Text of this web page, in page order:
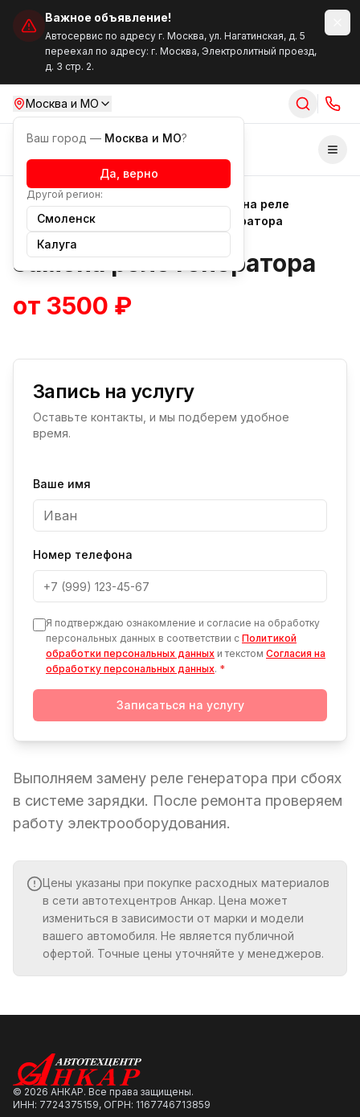
Важное объявление!
Автосервис по адресу г. Москва, ул. Нагатинская, д. 5
переехал по адресу: г. Москва, Электролитный проезд,
д. 3 стр. 2.
Москва и МО
Ваш город — Москва и МО?
Да, верно
Другой регион:
Смоленск
Калуга
Услуги
Ремонт
генераторов
Замена реле
генератора
Замена реле генератора
от 3500 ₽
Запись на услугу
Оставьте контакты, и мы подберем удобное
время.
Ваше имя
Номер телефона
Я подтверждаю ознакомление и согласие на обработку
персональных данных в соответствии с Политикой
обработки персональных данных и текстом Согласия на
обработку персональных данных. *
Записаться на услугу
Выполняем замену реле генератора при сбоях
в системе зарядки. После ремонта проверяем
работу электрооборудования.
Цены указаны при покупке расходных материалов
в сети автотехцентров Анкар. Цена может
измениться в зависимости от марки и модели
вашего автомобиля. Не является публичной
офертой. Точные цены уточняйте у менеджеров.
© 2026 АНКАР. Все права защищены.
ИНН: 7724375159, ОГРН: 1167746713859